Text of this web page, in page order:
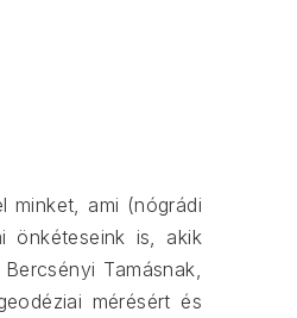
minket, ami (nógrádi
önkéteseink is, akik
Tamásnak,
mérésért és